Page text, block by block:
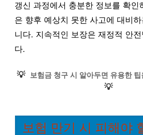
갱신 과정에서 충분한 정보를 확인
은 향후 예상치 못한 사고에 대비
니다. 지속적인 보장은 재정적 안
다.
💡 보험금 청구 시 알아두면 유용한
💡
보험 만기 시 피해야